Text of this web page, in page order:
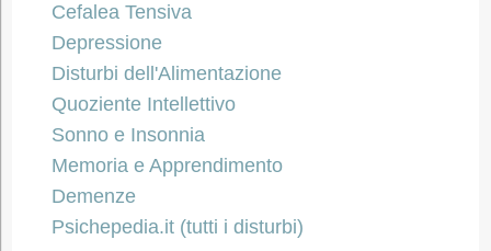
Cefalea Tensiva
Depressione
Disturbi dell'Alimentazione
Quoziente Intellettivo
Sonno e Insonnia
Memoria e Apprendimento
Demenze
Psichepedia.it (tutti i disturbi)